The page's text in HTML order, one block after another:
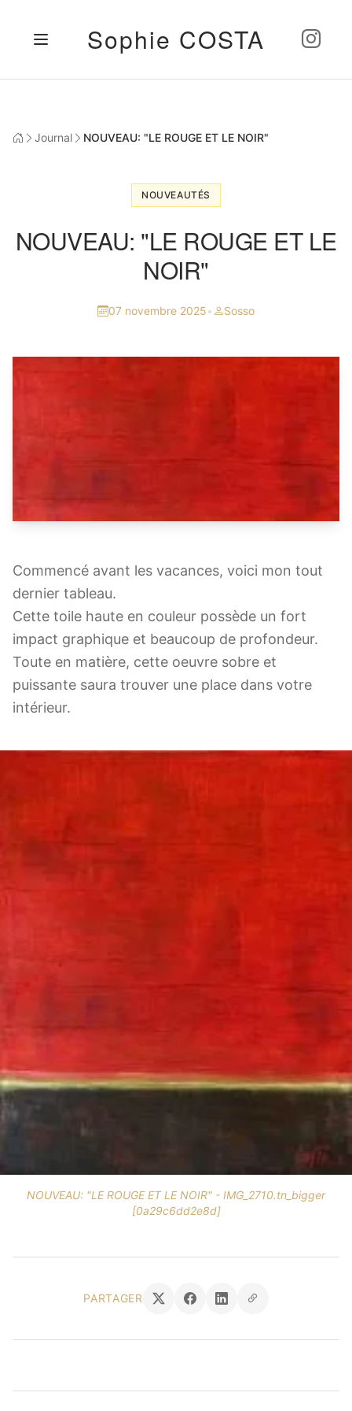
Sophie COSTA
Journal NOUVEAU: "LE ROUGE ET LE NOIR"
NOUVEAUTÉS
NOUVEAU: "LE ROUGE ET LE
NOIR"
07 novembre 2025• Sosso
Commencé avant les vacances, voici mon tout
dernier tableau.
Cette toile haute en couleur possède un fort
impact graphique et beaucoup de profondeur.
Toute en matière, cette oeuvre sobre et
puissante saura trouver une place dans votre
intérieur.
NOUVEAU: "LE ROUGE ET LE NOIR" - IMG_2710.tn_bigger
[0a29c6dd2e8d]
PARTAGER